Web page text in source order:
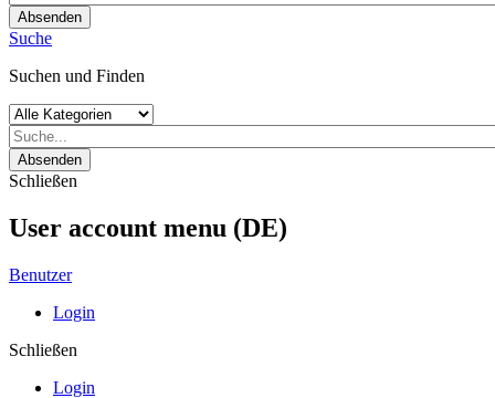
Absenden
Suche
Suchen und Finden
Absenden
Schließen
User account menu (DE)
Benutzer
Login
Schließen
Login